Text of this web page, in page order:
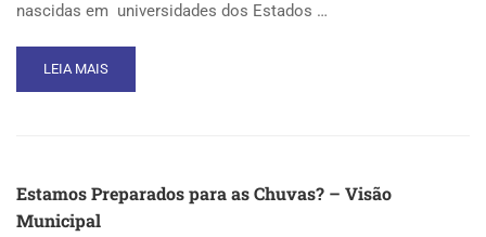
nascidas em universidades dos Estados …
READ
MORE
NEGÓCIOS
TECNOLÓGICOS
LEIA MAIS
Estamos Preparados para as Chuvas? – Visão
Municipal